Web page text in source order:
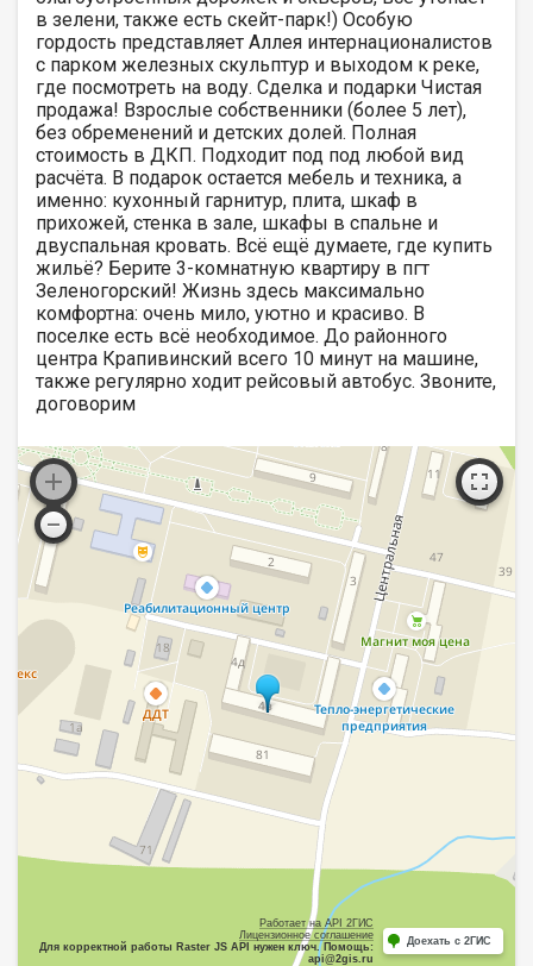
в зелени, также есть скейт-парк!) Особую
гордость представляет Аллея интернационалистов
с парком железных скульптур и выходом к реке,
где посмотреть на воду. Сделка и подарки Чистая
продажа! Взрослые собственники (более 5 лет),
без обременений и детских долей. Полная
стоимость в ДКП. Подходит под под любой вид
расчёта. В подарок остается мебель и техника, а
именно: кухонный гарнитур, плита, шкаф в
прихожей, стенка в зале, шкафы в спальне и
двуспальная кровать. Всё ещё думаете, где купить
жильё? Берите 3-комнатную квартиру в пгт
Зеленогорский! Жизнь здесь максимально
комфортна: очень мило, уютно и красиво. В
поселке есть всё необходимое. До районного
центра Крапивинский всего 10 минут на машине,
также регулярно ходит рейсовый автобус. Звоните,
договорим
Работает на API 2ГИС
Лицензионное соглашение
Для корректной работы Raster JS API нужен ключ. Помощь:
api@2gis.ru
Доехать с 2ГИС